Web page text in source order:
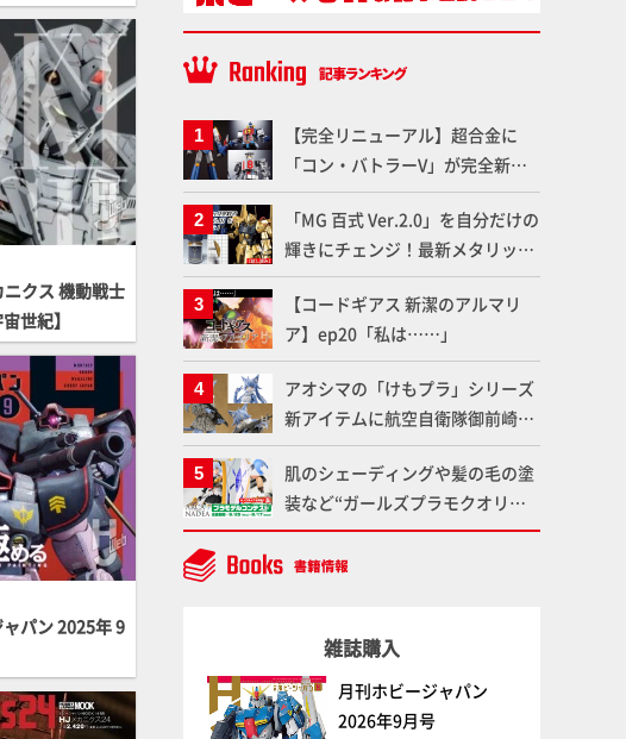
ニクス 機動戦士
世紀】
ャパン 2025年 9
【完全リニューアル】超合金に
「コン・バトラーV」が完全新規
造形で登場！気になる仕様を試作
品の撮り下ろしでご紹介!!さらに
「大鉄人17」＆「ワンエイト」セ
ット情報もお届け！【超合金の
魂】
「MG 百式 Ver.2.0」を自分だけの
輝きにチェンジ！最新メタリック
塗料を使ってより金属感を増した
仕上がりに!!【試し読み】
【コードギアス 新潔のアルマリ
ア】ep20「私は……」
アオシマの「けもプラ」シリーズ
新アイテムに航空自衛隊御前崎分
屯基地の公式キャラクターとして
誕生した「おまねこ」が着任！け
もプラ公式サイト限定版と通常版
の2ラインで発売！
肌のシェーディングや髪の毛の塗
装など“ガールズプラモクオリテ
ィアップ術”で仕上げる！カスタ
ム作例「白騎士ソフィエラ」が完
11:59まで応募受付中】
雑誌購入
月刊ホビージャパン
2026年9月号